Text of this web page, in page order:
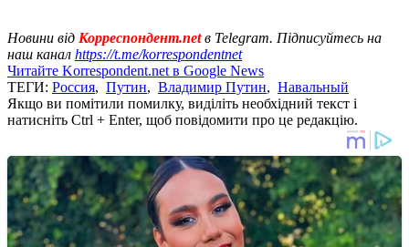
Новини від Корреспондент.netв Telegram. Підписуйтесь на
наш канал https://t.me/korrespondentnet
Читайте Korrespondent.net в Google News
ТЕГИ: Россия, Путин, Владимир Путин, Навальный
Якщо ви помітили помилку, виділіть необхідний текст і
натисніть Ctrl + Enter, щоб повідомити про це редакцію.